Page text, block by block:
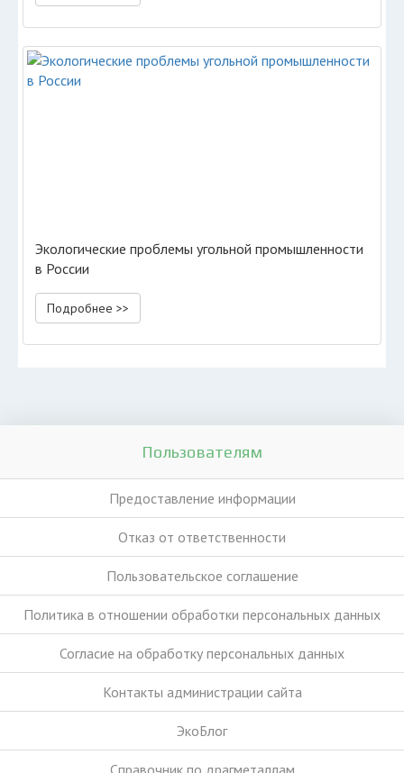
Экологические проблемы угольной промышленности
в России
Подробнее >>
Пользователям
Предоставление информации
Отказ от ответственности
Пользовательское соглашение
Политика в отношении обработки персональных данных
Согласие на обработку персональных данных
Контакты администрации сайта
ЭкоБлог
Справочник по драгметаллам